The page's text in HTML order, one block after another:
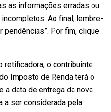
as informações erradas ou
Ao final, lembre-
pendências”. Por fim, clique
retificadora, o contribuinte
Imposto de Renda terá o
a data de entrega da nova
a ser considerada pela